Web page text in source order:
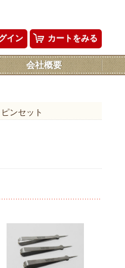
イン カートをみる
会社概要
ンセット